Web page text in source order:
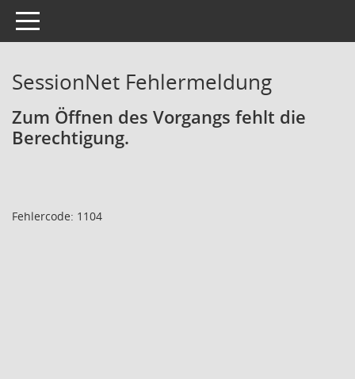
Toggle navigation
SessionNet Fehlermeldung
Zum Öffnen des Vorgangs fehlt die
Berechtigung.
Fehlercode: 1104